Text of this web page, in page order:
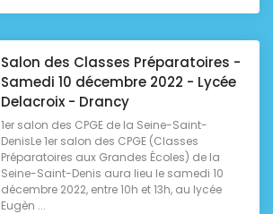
Salon des Classes Préparatoires -
Samedi 10 décembre 2022 - Lycée
Delacroix - Drancy
1er salon des CPGE de la Seine-Saint-
DenisLe 1er salon des CPGE (Classes
Préparatoires aux Grandes Écoles) de la
Seine-Saint-Denis aura lieu le samedi 10
décembre 2022, entre 10h et 13h, au lycée
Eugèn ...